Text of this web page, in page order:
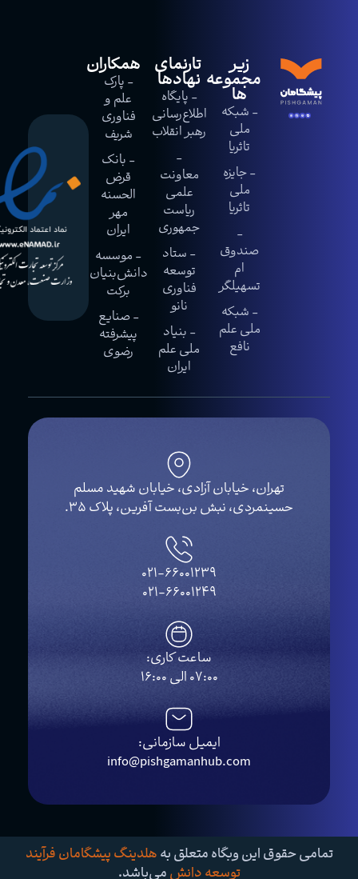
زیر
مجموعه
ها
- شبکه
تارنمای
نهادها
- پایگاه
اطلاع‌رسانی
رهبر انقلاب
معاونت
علمی
ریاست
جمهوری
- ستاد
توسعه
فناوری
نانو
- بنیاد
ملی علم
همکاران
- پارک
علم و
فناوری
شریف
- بانک
قرض
الحسنه
مهر
ایران
- موسسه
دانش‌بنیان
برکت
- صنایع
پیشرفته
رضوی
تهران، خیابان آزادی، خیابان شهید مسلم
نبش بن‌بست آفرین، پلاک ۳۵.
021-66001239
021-66001249
ساعت کاری:
ایمیل سازمانی:
info@pishgamanhub.com
این وبگاه متعلق بههلدینگ پیشگامان فرآیند
می‌باشد.